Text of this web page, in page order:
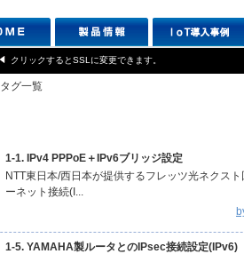
クリックするとSSLに変更できます。
タグ一覧
1-1. IPv4 PPPoE＋IPv6ブリッジ設定
NTT東日本/西日本が提供するフレッツ光ネクス
ーネット接続(I...
1-5. YAMAHA製ルータとのIPsec接続設定(IPv6)